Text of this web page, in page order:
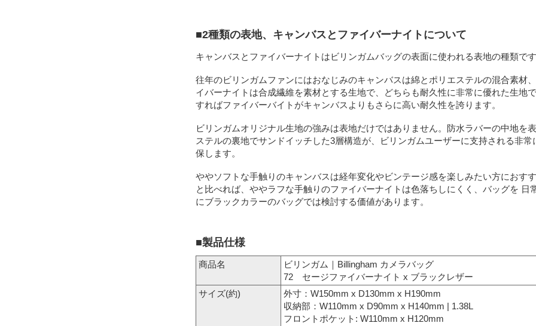
■2種類の表地、キャンバスとファイバーナイトについて
キャンバスとファイバーナイトはビリンガムバッグの表面に使われる表地の種類で
往年のビリンガムファンにはおなじみのキャンバスは綿とポリエステルの混合素材
イバーナイトは合成繊維を素材とする生地で、どちらも耐久性に非常に優れた生地
すればファイバーバイトがキャンバスよりもさらに高い耐久性を誇ります。
ビリンガムオリジナル生地の強みは表地だけではありません。防水ラバーの中地を
ステルの裏地でサンドイッチした3層構造が、ビリンガムユーザーに支持される非
保します。
ややソフトな手触りのキャンバスは経年変化やビンテージ感を楽しみたい方におす
と比べれば、ややラフな手触りのファイバーナイトは色落ちしにくく、バッグを 日
にブラックカラーのバッグでは検討する価値があります。
■製品仕様
商品名
ビリンガム｜Billingham カメラバッグ
72 セージファイバーナイト x ブラックレザー
サイズ(約)
外寸：W150mm x D130mm x H190mm
収納部：W110mm x D90mm x H140mm | 1.38L
フロントポケット: W110mm x H120mm